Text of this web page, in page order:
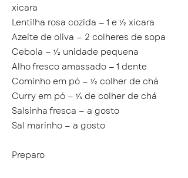
xícara
Lentilha rosa cozida — 1 e ½ xícara
Azeite de oliva — 2 colheres de sopa
Cebola — ½ unidade pequena
Alho fresco amassado — 1 dente
Cominho em pó — ½ colher de chá
Curry em pó — ¼ de colher de chá
Salsinha fresca — a gosto
Sal marinho — a gosto
Preparo